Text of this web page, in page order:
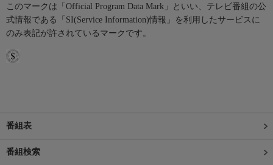
このマークは「Official Program Data Mark」といい、テレビ番組の公
式情報である「SI(Service Information)情報」を利用したサービスに
のみ表記が許されているマークです。
番組表
番組検索